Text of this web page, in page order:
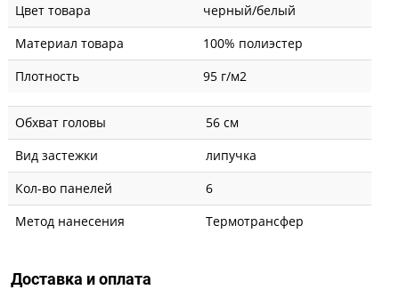
Цвет товара
черный/белый
Материал товара
100% полиэстер
Плотность
95 г/м2
Обхват головы
56 см
Вид застежки
липучка
Кол-во панелей
6
Метод нанесения
Термотрансфер
Доставка и оплата